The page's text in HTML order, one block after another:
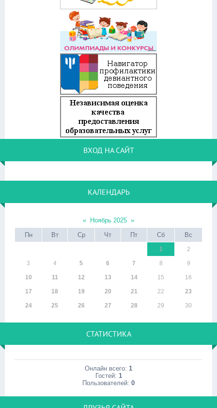
ВХОД НА САЙТ
КАЛЕНДАРЬ
« Ноябрь 2025 »
Пн
Вт Ср Чт Пт Сб Вс
1 2
3 4 5 6 7 8 9
10 11 12 13 14 15 16
17 18 19 20 21 22 23
24 25 26 27 28 29 30
СТАТИСТИКА
Онлайн всего: 1
Гостей: 1
Пользователей: 0